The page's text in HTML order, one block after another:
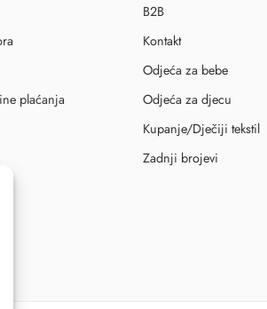
plaćanja
B2B
Kontakt
Odjeća za bebe
Odjeća za djecu
Kupanje/Dječiji tekstil
Zadnji brojevi